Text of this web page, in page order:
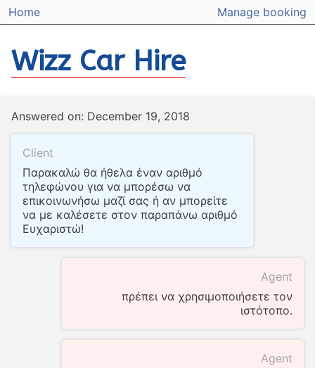
Home Manage booking
Wizz Car Hire
Answered on: December 19, 2018
Client
Παρακαλώ θα ήθελα έναν αριθμό
τηλεφώνου για να μπορέσω να
επικοινωνήσω μαζί σας ή αν μπορείτε
να με καλέσετε στον παραπάνω αριθμό
Ευχαριστώ!
Agent
πρέπει να χρησιμοποιήσετε τον
ιστότοπο.
Agent